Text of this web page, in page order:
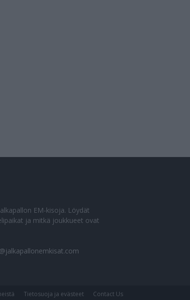
EM-kisoja. Löydät
ja mitkä joukkueet ovat
Tietosuoja ja evästeet Contact Us